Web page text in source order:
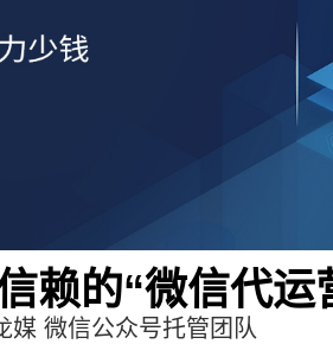
赖的“微信代运
媒 微信公众号托管团队